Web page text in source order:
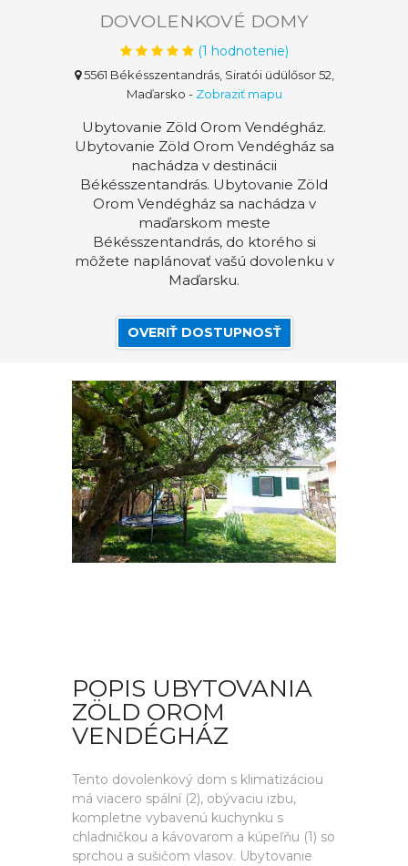
DOVOLENKOVÉ DOMY
(1 hodnotenie)
5561 Békésszentandrás, Siratói üdülősor 52,
Maďarsko - Zobraziť mapu
Ubytovanie Zöld Orom Vendégház.
Ubytovanie Zöld Orom Vendégház sa
nachádza v destinácii
Békésszentandrás. Ubytovanie Zöld
Orom Vendégház sa nachádza v
maďarskom meste
Békésszentandrás, do ktorého si
môžete naplánovať vašú dovolenku v
Maďarsku.
OVERIŤ DOSTUPNOSŤ
POPIS UBYTOVANIA
ZÖLD OROM
VENDÉGHÁZ
Tento dovolenkový dom s klimatizáciou
má viacero spální (2), obývaciu izbu,
kompletne vybavenú kuchynku s
chladničkou a kávovarom a kúpeľňu (1) so
sprchou a sušičom vlasov. Ubytovanie